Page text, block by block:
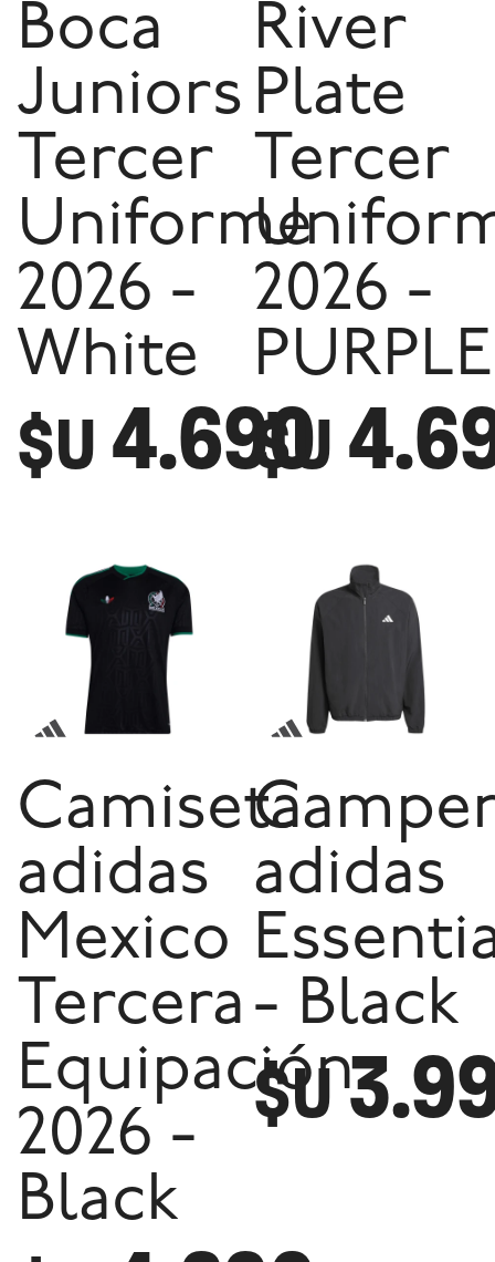
Boca
Juniors
Tercer
Uniforme
2026 -
White
$U 4.690
River
Plate
Tercer
2026 -
PURPLE
$U
Camiseta
adidas
Mexico
Tercera
Equipación
2026 -
Black
adidas
- Black
$U